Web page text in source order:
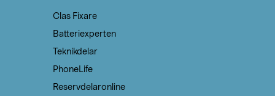
Clas Fixare
Batteriexperten
Teknikdelar
PhoneLife
Reservdelaronline